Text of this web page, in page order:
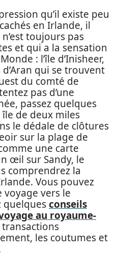
qu’il existe peu
en Irlande, il
toujours pas
et qui a la sensation
: l’île d’Inisheer,
qui se trouvent
du comté de
pas d’une
passez quelques
de deux miles
le dédale de clôtures
sur la plage de
une carte
œil sur Sandy, le
comprendrez la
Vous pouvez
vers le
quelquesconseils
au royaume-
les coutumes et